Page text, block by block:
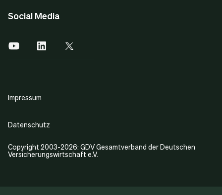
Social Media
Copyright 2003-2026: GDV Gesamtverband der Deutschen
Versicherungswirtschaft e.V.
Impressum
Datenschutz